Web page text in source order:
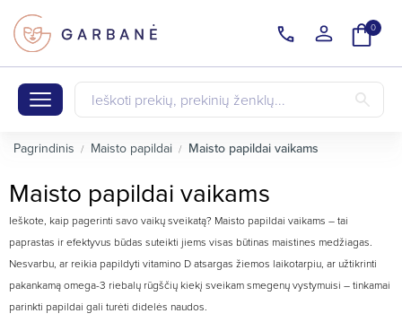
0
Pagrindinis Maisto papildai Maisto papildai vaikams
Maisto papildai vaikams
Ieškote, kaip pagerinti savo vaikų sveikatą? Maisto papildai vaikams – tai
paprastas ir efektyvus būdas suteikti jiems visas būtinas maistines medžiagas.
Nesvarbu, ar reikia papildyti vitamino D atsargas žiemos laikotarpiu, ar užtikrinti
pakankamą omega-3 riebalų rūgščių kiekį sveikam smegenų vystymuisi – tinkamai
parinkti papildai gali turėti didelės naudos.